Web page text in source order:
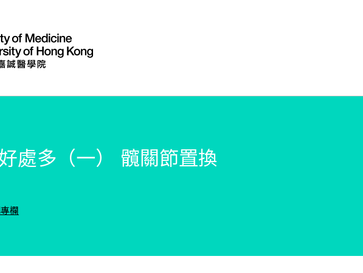
處多（一） 髖關節置換
欄